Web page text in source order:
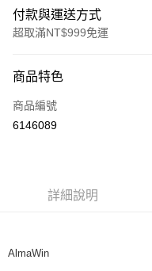
付款與運送方式
超取滿NT$999免運
信用卡一次付款
超商取貨付款
街口支付
商品特色
商品編號
6146089
詳細說明
AlmaWin